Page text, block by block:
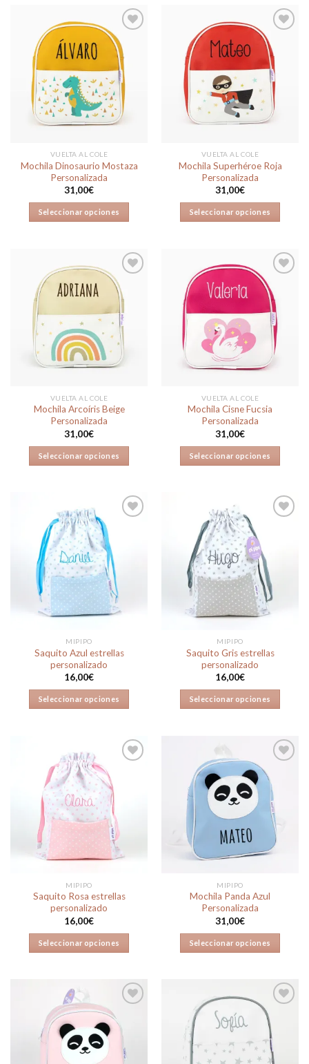
Añadir
a la
lista de
deseos
VUELTA AL COLE
Mochila Dinosaurio Mostaza
Personalizada
31,00€
Seleccionar opciones
Añadir
a la
lista de
deseos
VUELTA AL COLE
Mochila Superhéroe Roja
Personalizada
31,00€
Seleccionar opciones
Añadir
a la
lista de
deseos
VUELTA AL COLE
Mochila Arcoíris Beige
Personalizada
31,00€
Seleccionar opciones
Añadir
a la
lista de
deseos
VUELTA AL COLE
Mochila Cisne Fucsia
Personalizada
31,00€
Seleccionar opciones
lista de
deseos
MIPIPO
Saquito Azul estrellas
personalizado
16,00€
Seleccionar opciones
lista de
deseos
MIPIPO
Saquito Gris estrellas
personalizado
16,00€
Seleccionar opciones
lista de
deseos
MIPIPO
Saquito Rosa estrellas
personalizado
16,00€
Seleccionar opciones
Añadir
a la
lista de
deseos
MIPIPO
Mochila Panda Azul
Personalizada
31,00€
Seleccionar opciones
Añadir
a la
lista de
Añadir
a la
lista de